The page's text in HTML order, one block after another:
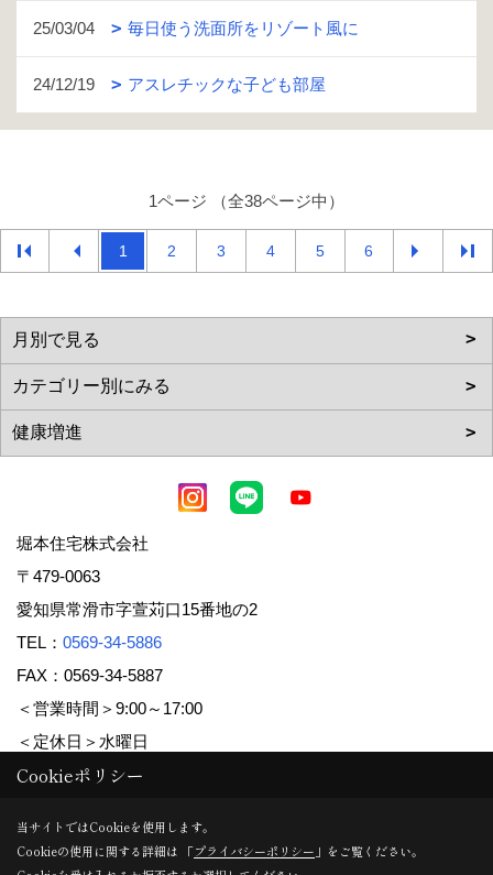
25/03/04 毎日使う洗面所をリゾート風に
24/12/19 アスレチックな子ども部屋
1ページ （全38ページ中）
1 2 3 4 5 6
堀本住宅株式会社
〒479-0063
愛知県常滑市字萱苅口15番地の2
TEL： 0569-34-5886
FAX：0569-34-5887
＜営業時間＞9:00～17:00
＜定休日＞水曜日
Copyright (c) 堀本住宅株式会社. All Rights Reserved.
Produced byゴデスクリエイト
Cookieポリシー
当サイトではCookieを使用します。
Cookieの使用に関する詳細は 「プライバシーポリシー 」をご覧ください。